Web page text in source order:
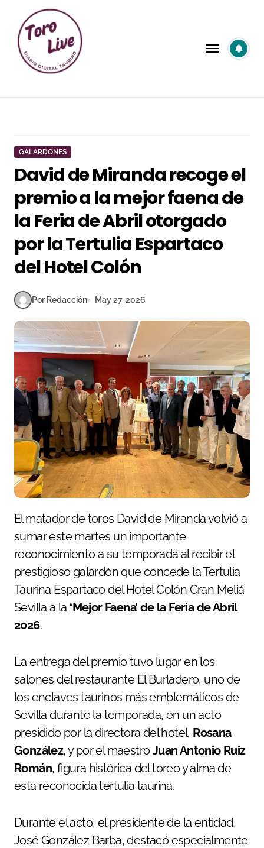
contenido
GALARDONES
David de Miranda recoge el
premio a la mejor faena de
la Feria de Abril otorgado
por la Tertulia Espartaco
del Hotel Colón
Por Redacción May 27, 2026
El matador de toros David de Miranda volvió a
sumar este martes un importante
reconocimiento a su temporada al recibir el
prestigioso galardón que concede la Tertulia
Taurina Espartaco del Hotel Colón Gran Meliá
Sevilla a la ‘Mejor Faena’ de la Feria de Abril
2026.
La entrega del premio tuvo lugar en los
salones del restaurante El Burladero, uno de
los enclaves taurinos más emblemáticos de
Sevilla durante la temporada, en un acto
presidido por la directora del hotel, Rosana
González, y por el maestroJuan Antonio Ruiz
Román, figura histórica del toreo y alma de
esta reconocida tertulia taurina.
Durante el acto, el presidente de la entidad,
José González Barba, destacó especialmente